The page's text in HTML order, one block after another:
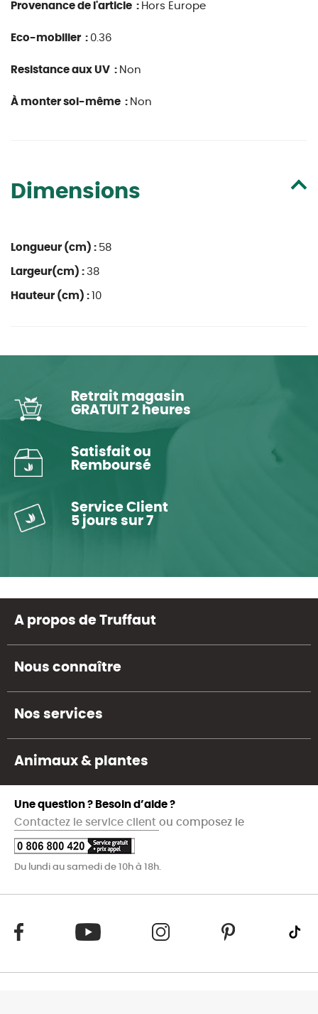
Provenance de l'article : Hors Europe
Eco-mobilier : 0.36
Resistance aux UV : Non
À monter soi-même : Non
Dimensions
Longueur (cm) : 58
Largeur(cm) : 38
Hauteur (cm) : 10
Retrait magasin
GRATUIT 2 heures
Satisfait ou
Remboursé
Service Client
5 jours sur 7
A propos de Truffaut
Nous connaître
Nos services
Animaux & plantes
Une question ? Besoin d’aide ?
Contactez le service client ou composez le
Du lundi au samedi de 10h à 18h.